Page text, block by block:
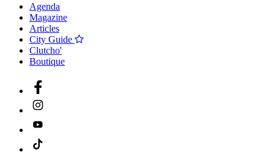
Agenda
Magazine
Articles
City Guide
Clutcho'
Boutique